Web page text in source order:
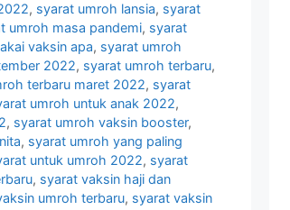
, syarat umroh lansia, syarat
umroh masa pandemi, syarat
vaksin apa, syarat umroh
2022, syarat umroh terbaru,
terbaru maret 2022, syarat
umroh untuk anak 2022,
, syarat umroh vaksin booster,
, syarat umroh yang paling
untuk umroh 2022, syarat
, syarat vaksin haji dan
umroh terbaru, syarat vaksin